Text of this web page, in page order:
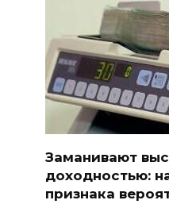
Заманивают
доходностью:
признака